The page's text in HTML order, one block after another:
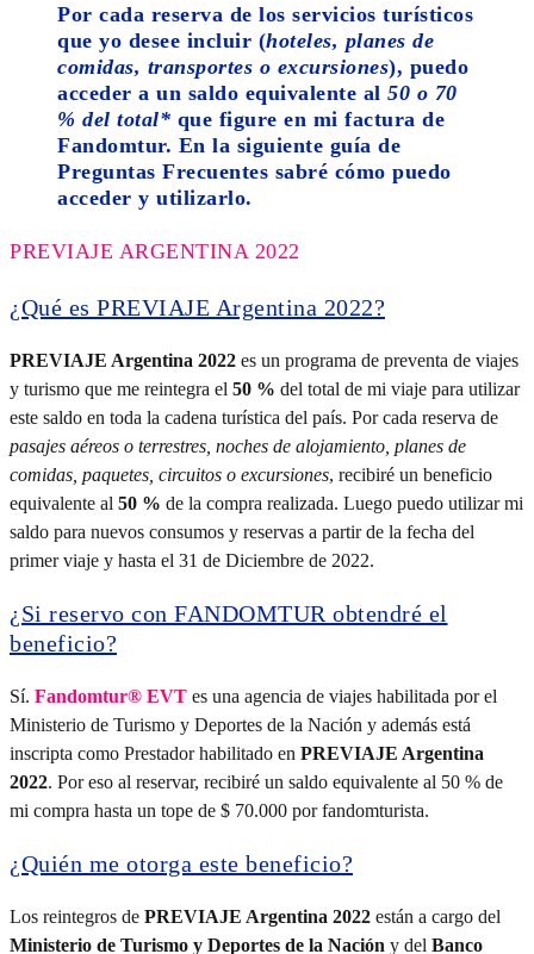
Por cada reserva de los servicios turísticos
que yo desee incluir (hoteles, planes de
comidas, transportes o excursiones), puedo
acceder a un saldo equivalente al 50 o 70
% del total* que figure en mi factura de
Fandomtur. En la siguiente guía de
Preguntas Frecuentes sabré cómo puedo
acceder y utilizarlo.
PREVIAJE ARGENTINA 2022
¿Qué es PREVIAJE Argentina 2022?
PREVIAJE Argentina 2022 es un programa de preventa de viajes
y turismo que me reintegra el 50 % del total de mi viaje para utilizar
este saldo en toda la cadena turística del país. Por cada reserva de
pasajes aéreos o terrestres, noches de alojamiento, planes de
comidas, paquetes, circuitos o excursiones, recibiré un beneficio
equivalente al 50 % de la compra realizada. Luego puedo utilizar mi
saldo para nuevos consumos y reservas a partir de la fecha del
primer viaje y hasta el 31 de Diciembre de 2022.
¿Si reservo con FANDOMTUR obtendré el
beneficio?
Sí. Fandomtur® EVT es una agencia de viajes habilitada por el
Ministerio de Turismo y Deportes de la Nación y además está
inscripta como Prestador habilitado en PREVIAJE Argentina
2022. Por eso al reservar, recibiré un saldo equivalente al 50 % de
mi compra hasta un tope de $ 70.000 por fandomturista.
¿Quién me otorga este beneficio?
Los reintegros de PREVIAJE Argentina 2022 están a cargo del
Ministerio de Turismo y Deportes de la Nación y del Banco